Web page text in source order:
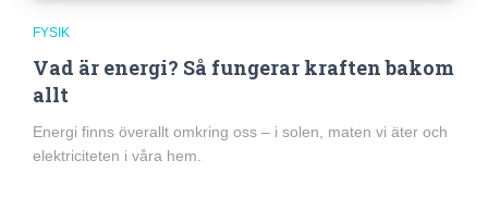
FYSIK
Vad är energi? Så fungerar kraften bakom
allt
Energi finns överallt omkring oss – i solen, maten vi äter och
elektriciteten i våra hem.